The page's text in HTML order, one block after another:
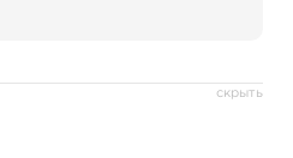
скрыть